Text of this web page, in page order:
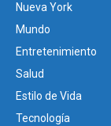
Nueva York
Mundo
Entretenimiento
Salud
Estilo de Vida
Tecnología